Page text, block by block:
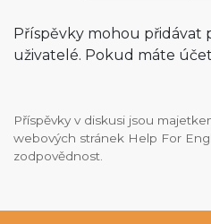
Příspěvky mohou přidávat
uživatelé. Pokud máte
Příspěvky v diskusi jsou
webových stránek Help For
zodpovědnost.